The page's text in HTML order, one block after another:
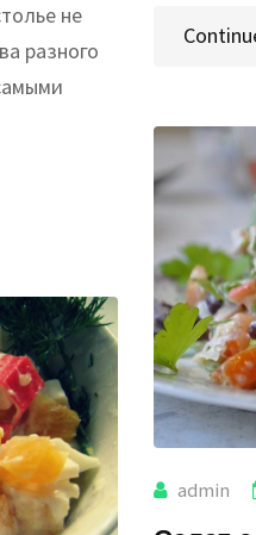
не
разного
admin